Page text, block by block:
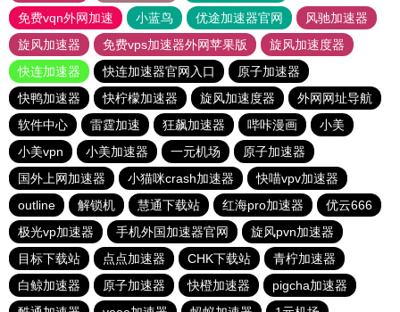
免费vqn外网加速
小蓝鸟 优途加速器官网
风驰加速器
旋风加速器
免费vps加速器外网苹果版
旋风加速度器
快连加速器
快连加速器官网入口
原子加速器
快鸭加速器
快柠檬加速器 旋风加速度器
外网网址导航
软件中心
雷霆加速 狂飙加速器 哔咔漫画
小美
小美vpn
小美加速器 一元机场
原子加速器
国外上网加速器
小猫咪crash加速器
快喵vpv加速器
outline
解锁机 慧通下载站 红海pro加速器
优云666
极光vp加速器
手机外国加速器官网
旋风pvn加速器
目标下载站
点点加速器 CHK下载站
青柠加速器
白鲸加速器
原子加速器 快橙加速器
pigcha加速器